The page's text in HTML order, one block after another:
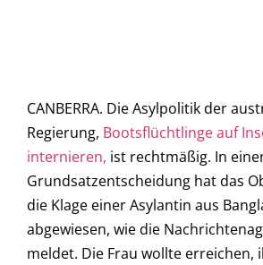
CANBERRA. Die Asylpolitik der
Regierung, Bootsflüchtlinge auf
internieren, ist rechtmäßig. In
Grundsatzentscheidung hat das
die Klage einer Asylantin aus
abgewiesen, wie die
meldet. Die Frau wollte erreichen,